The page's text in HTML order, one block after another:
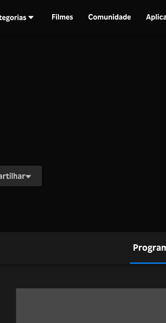
Filmes Comunidade